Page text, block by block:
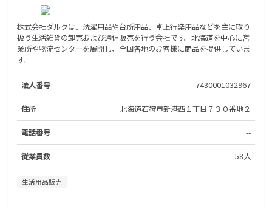
株式会社ダルクは、洗濯用品や台所用品、卓上行楽用品などを主に取り
扱う生活雑貨の卸売および通信販売を行う会社です。北海道を中心に営
業所や物流センターを展開し、全国各地のお客様に商品を提供していま
す。
法人番号 7430001032967
住所 北海道石狩市新港西１丁目７３０番地２
電話番号 --
従業員数 58人
生活用品販売